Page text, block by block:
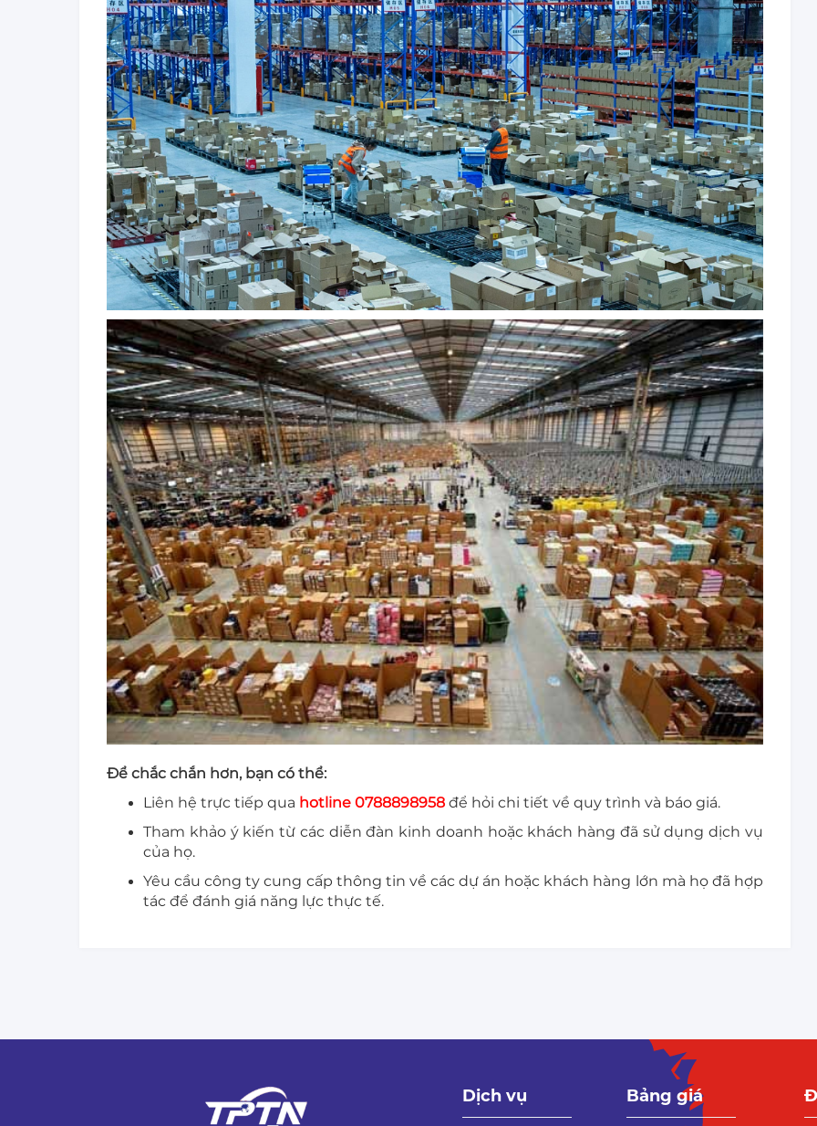
Để chắc chắn hơn, bạn có thể:
Liên hệ trực tiếp qua hotline 0788898958 để hỏi chi tiết về quy trình và báo giá.
Tham khảo ý kiến từ các diễn đàn kinh doanh hoặc khách hàng đã sử dụng dịch vụ
của họ.
Yêu cầu công ty cung cấp thông tin về các dự án hoặc khách hàng lớn mà họ đã hợp
tác để đánh giá năng lực thực tế.
Dịch vụ Bảng giá